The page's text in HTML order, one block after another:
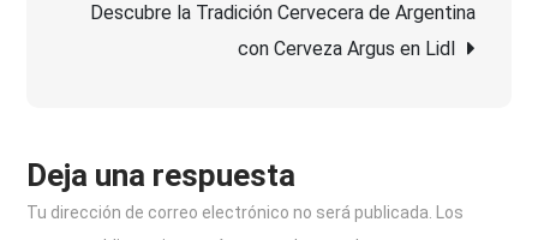
Cerveza
Blanca:
entradas
Descubre la Tradición Cervecera de Argentina
con Cerveza Argus en Lidl
Deja una respuesta
Tu dirección de correo electrónico no será publicada.
Los